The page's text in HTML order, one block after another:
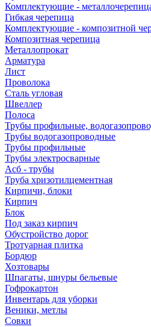
Комплектующие -
Гибкая черепица
Комплектующие - композитной
Композитная черепица
Металлопрокат
Арматура
Лист
Проволока
Сталь угловая
Швеллер
Полоса
Трубы профильные,
Трубы водогазопроводные
Трубы профильные
Трубы электросварные
Асб - трубы
Труба хризотилцементная
Кирпичи, блоки
Кирпич
Блок
Под заказ кирпич
Обустройство дорог
Тротуарная плитка
Бордюр
Хозтовары
Шпагаты, шнуры бельевые
Гофрокартон
Инвентарь для уборки
Веники, метлы
Совки